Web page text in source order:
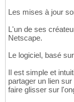
Les mises à jour
L'un de ses
Netscape.
Le logiciel, basé
Il est simple et
partager un lien
faire glisser sur